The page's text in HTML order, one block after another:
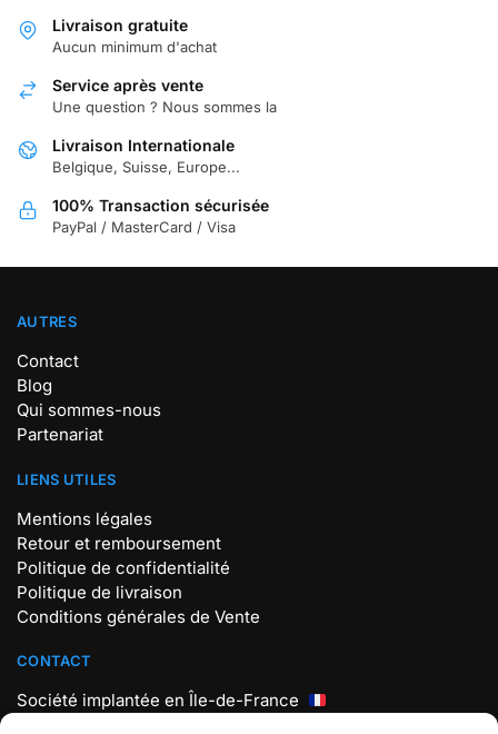
Livraison gratuite
Aucun minimum d'achat
Service après vente
Une question ? Nous sommes la
Livraison Internationale
Belgique, Suisse, Europe...
100% Transaction sécurisée
PayPal / MasterCard / Visa
AUTRES
Contact
Blog
Qui sommes-nous
Partenariat
LIENS UTILES
Mentions légales
Retour et remboursement
Politique de confidentialité
Politique de livraison
Conditions générales de Vente
CONTACT
Société implantée en Île-de-France